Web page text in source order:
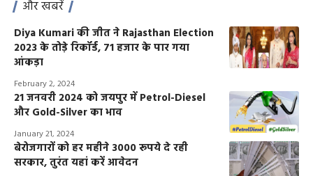
और खबरें
Diya Kumari की जीत ने Rajasthan Election
2023 के तोड़े रिकॉर्ड, 71 हजार के पार गया
आंकड़ा
February 2, 2024
21 जनवरी 2024 को जयपुर में Petrol-Diesel
और Gold-Silver का भाव
January 21, 2024
बेरोजगारों को हर महीने 3000 रूपये दे रही
सरकार, तुरंत यहां करें आवेदन